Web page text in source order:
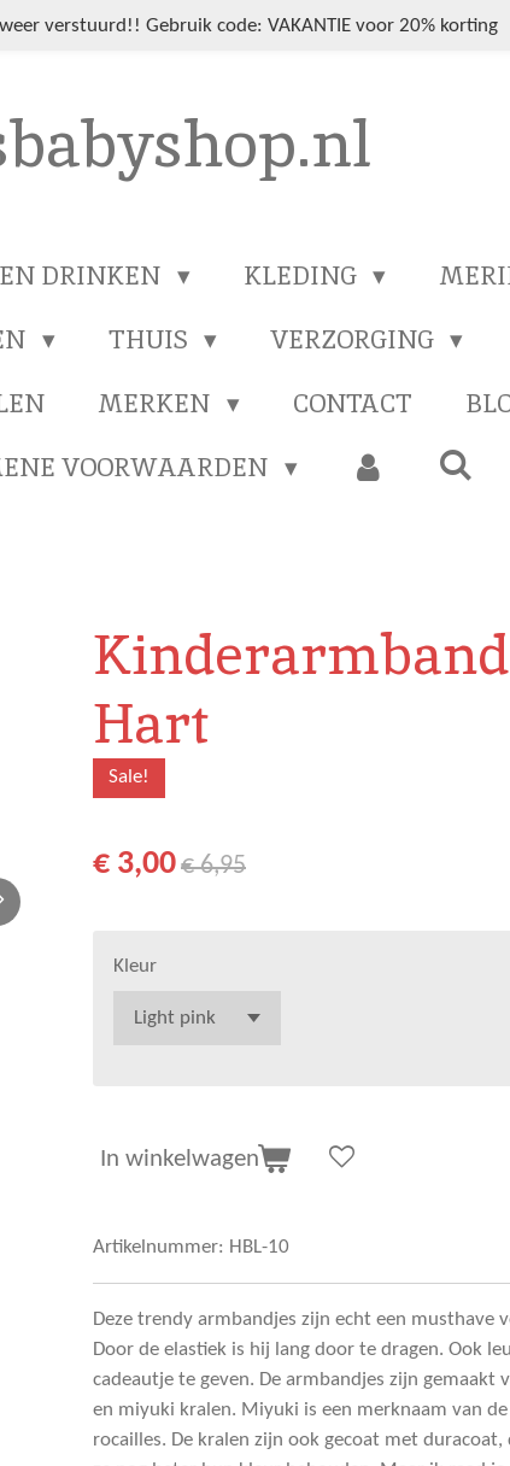
verstuurd!! Gebruik code: VAKANTIE voor 20% korting
DRINKEN KLEDING
THUIS VERZORGING
MERKEN CONTACT
VOORWAARDEN
Hart
Sale!
€ 3,00€ 6,95
Kleur
In winkelwagen
Artikelnummer: HBL-10
Deze trendy armbandjes zijn echt een musthave
Door de elastiek is hij lang door te dragen. Ook
cadeautje te geven. De armbandjes zijn gemaakt
en miyuki kralen. Miyuki is een merknaam van
rocailles. De kralen zijn ook gecoat met